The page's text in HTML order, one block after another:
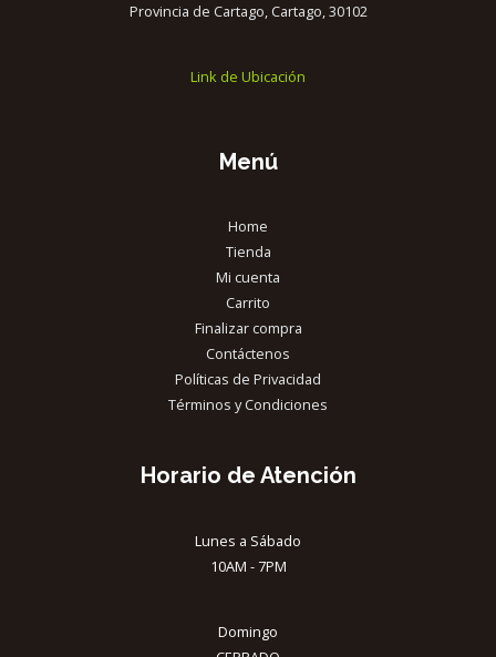
Provincia de Cartago, Cartago, 30102
Link de Ubicación
Menú
Home
Tienda
Mi cuenta
Carrito
Finalizar compra
Contáctenos
Políticas de Privacidad
Términos y Condiciones
Horario de Atención
Lunes a Sábado
10AM - 7PM
Domingo